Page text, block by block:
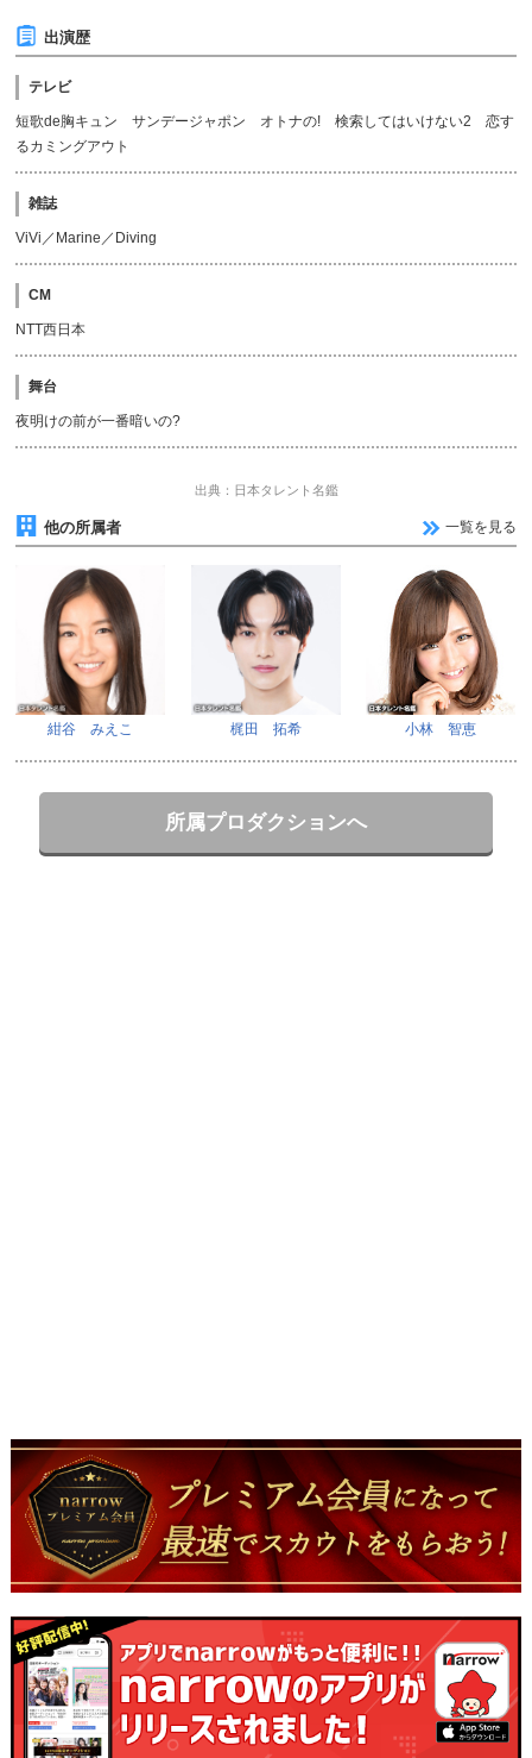
出演歴
テレビ
短歌de胸キュン サンデージャポン オトナの! 検索してはいけない2 恋す
るカミングアウト
雑誌
ViVi／Marine／Diving
CM
NTT西日本
舞台
夜明けの前が一番暗いの?
出典：日本タレント名鑑
他の所属者 一覧を見る
紺谷 みえこ 梶田 拓希 小林 智恵
所属プロダクションへ